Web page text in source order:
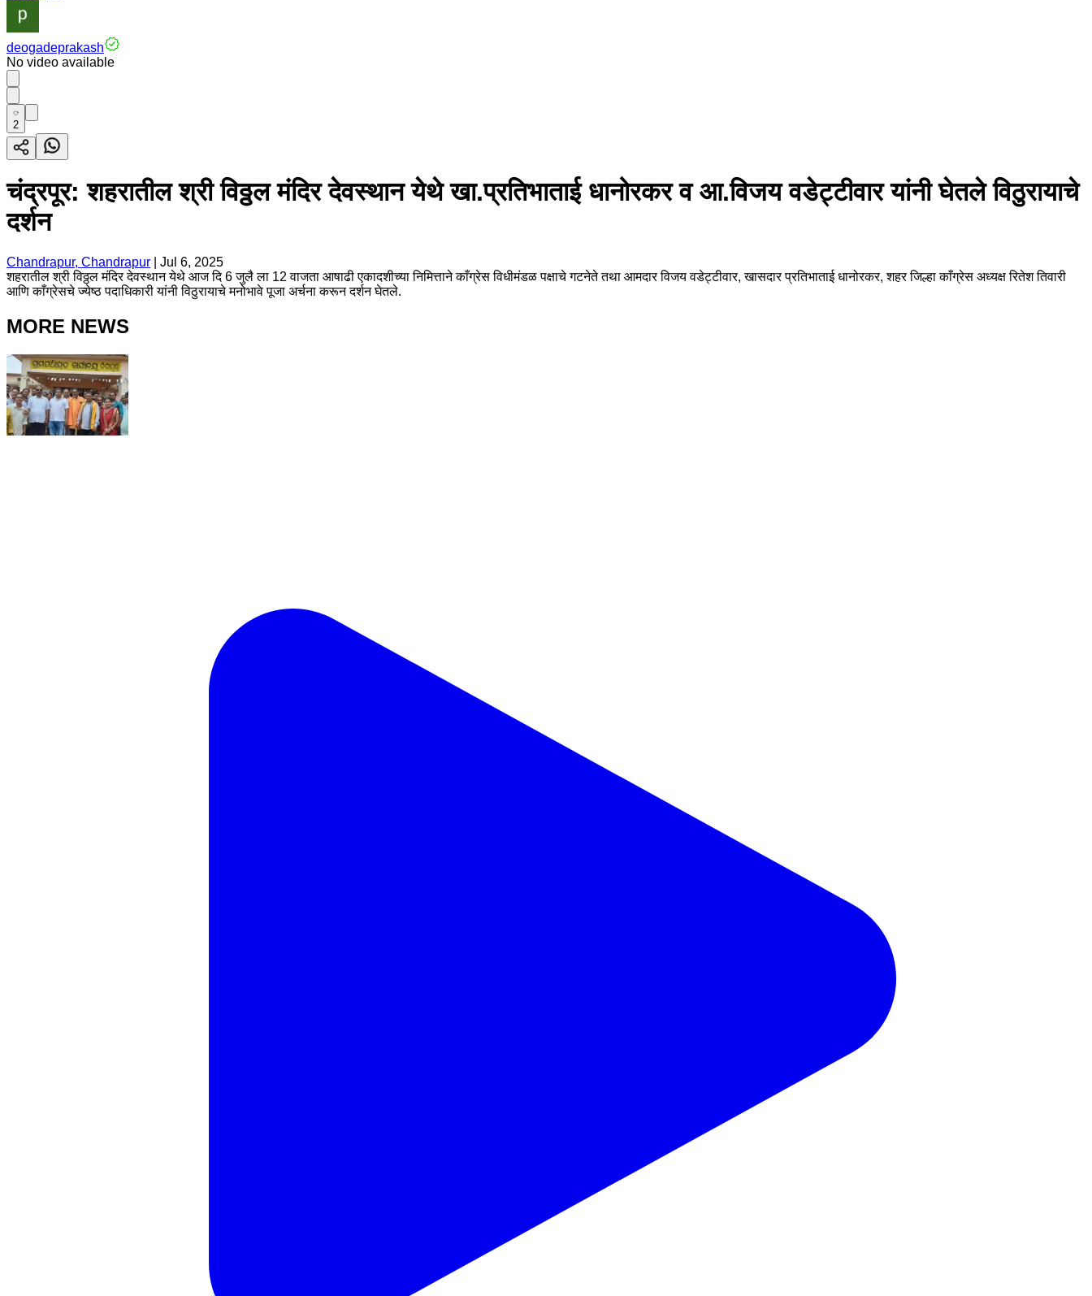
deogadeprakash
No video available
2
चंद्रपूर: शहरातील श्री विठ्ठल मंदिर देवस्थान येथे खा.प्रतिभाताई धानोरकर व आ.विजय वडेट्टीवार यांनी घेतले विठुरायाचे
दर्शन
Chandrapur, Chandrapur
Jul 6, 2025
शहरातील श्री विठ्ठल मंदिर देवस्थान येथे आज दि 6 जुलै ला 12 वाजता आषाढी एकादशीच्या निमित्ताने काँग्रेस विधीमंडळ पक्षाचे गटनेते तथा आमदार विजय वडेट्टीवार, खासदार प्रतिभाताई धानोरकर, शहर जिल्हा काँग्रेस अध्यक्ष रितेश तिवारी
आणि काँग्रेसचे ज्येष्ठ पदाधिकारी यांनी विठुरायाचे मनोभावे पूजा अर्चना करून दर्शन घेतले.
MORE NEWS